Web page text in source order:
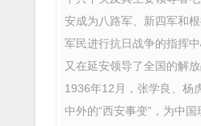
安成为八路军、新四军和
军民进行抗日战争的指挥
又在延安领导了全国的解放
1936年12月，张学良、杨
中外的“西安事变”，为中国